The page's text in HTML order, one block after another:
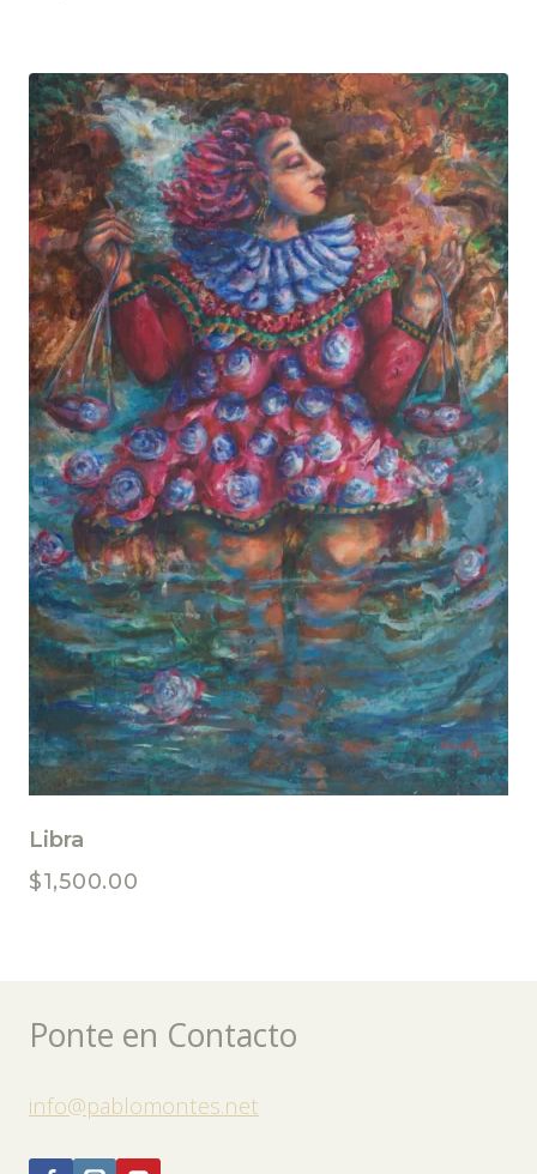
Libra
$1,500.00
Ponte en Contacto
info@pablomontes.net